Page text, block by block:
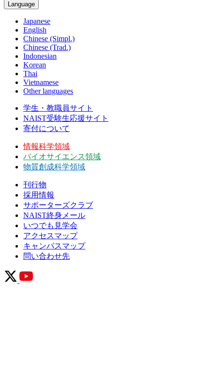
Language
Japanese
English
Chinese (Simpl.)
Chinese (Trad.)
Indonesian
Korean
Thai
Vietnamese
Other languages
学生・教職員サイト
NAIST受験生応援サイト
寄付について
情報科学領域
バイオサイエンス領域
物質創成科学領域
刊行物
採用情報
サポーターズクラブ
NAIST終身メール
いつでも見学会
アクセスマップ
キャンパスマップ
問い合わせ先